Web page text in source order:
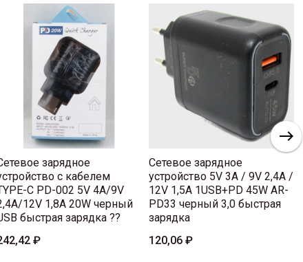
зарядное
с кабелем
C PD-002 5V 4A/9V
12V 1,8A 20W черный
быстрая зарядка ??
₽
Сетевое зарядное
устройство 5V 3A / 9V 2,4A /
12V 1,5A 1USB+PD 45W AR-
PD33 черный 3,0 быстрая
зарядка
120,06 ₽